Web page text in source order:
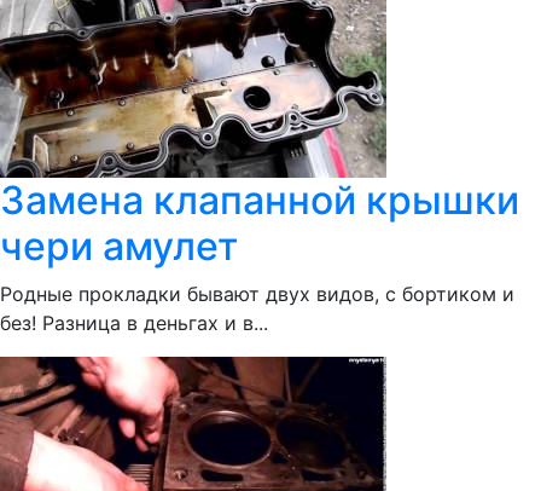
Замена клапанной крышки
чери амулет
Родные прокладки бывают двух видов, с бортиком и
без! Разница в деньгах и в...